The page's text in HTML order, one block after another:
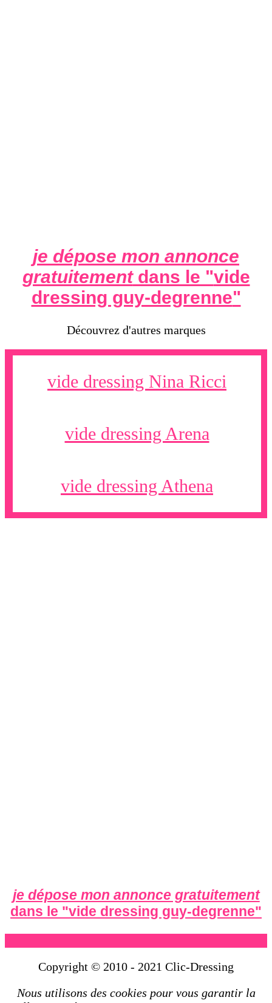
je dépose mon annonce
gratuitementdans le "vide
dressing guy-degrenne"
Découvrez d'autres marques
vide dressing Nina Ricci
vide dressing Arena
vide dressing Athena
je dépose mon annonce gratuitement
dans le "vide dressing guy-degrenne"
Copyright © 2010 - 2021 Clic-Dressing
Nous utilisons des cookies pour vous garantir la